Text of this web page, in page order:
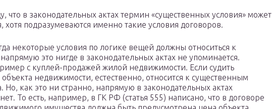
что в законодательных актах термин «существенных условия» может
хотя подразумеваются именно такие условия договоров.
некоторые условия по логике вещей должны относиться к
это нигде в законодательных актах не упоминается.
с куплей-продажей жилой недвижимости. Если судить
объекта недвижимости, естественно, относится к существенным
Но, как это ни странно, напрямую в законодательных актах
То есть, например, в ГК РФ (статья 555) написано, что в договоре